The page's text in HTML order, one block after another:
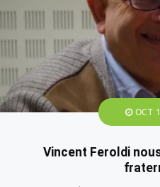
OCT
Vincent Feroldi